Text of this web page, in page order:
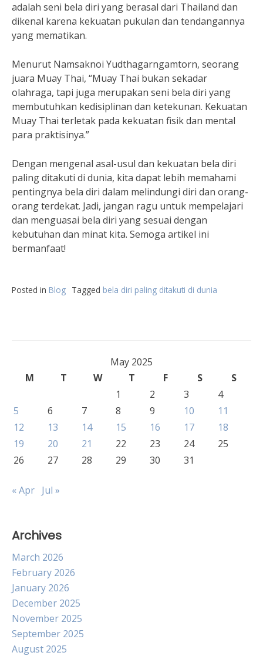
adalah seni bela diri yang berasal dari Thailand dan
dikenal karena kekuatan pukulan dan tendangannya
yang mematikan.
Menurut Namsaknoi Yudthagarngamtorn, seorang
juara Muay Thai, “Muay Thai bukan sekadar
olahraga, tapi juga merupakan seni bela diri yang
membutuhkan kedisiplinan dan ketekunan. Kekuatan
Muay Thai terletak pada kekuatan fisik dan mental
para praktisinya.”
Dengan mengenal asal-usul dan kekuatan bela diri
paling ditakuti di dunia, kita dapat lebih memahami
pentingnya bela diri dalam melindungi diri dan orang-
orang terdekat. Jadi, jangan ragu untuk mempelajari
dan menguasai bela diri yang sesuai dengan
kebutuhan dan minat kita. Semoga artikel ini
bermanfaat!
Posted in Blog Tagged bela diri paling ditakuti di dunia
May 2025
M
T W T F S
S
1
2 3
4
5
6 7 8 9 10
11
12
13 14 15 16 17
18
19
20 21 22 23 24
25
26
27 28 29 30 31
« Apr Jul »
Archives
March 2026
February 2026
January 2026
December 2025
November 2025
September 2025
August 2025